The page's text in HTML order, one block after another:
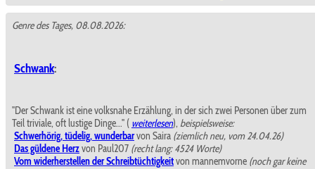
Genre des Tages, 08.08.2026:
Schwank:
"Der Schwank ist eine volksnahe Erzählung, in der sich zwei Personen über zum
Teil triviale, oft lustige Dinge..." ( weiterlesen), beispielsweise:
Schwerhörig, tüdelig, wunderbarvon Saira (ziemlich neu, vom 24.04.26)
Das güldene Herzvon Paul207 (recht lang: 4524 Worte)
Vom widerherstellen der Schreibtüchtigkeitvon mannemvorne (noch gar keine